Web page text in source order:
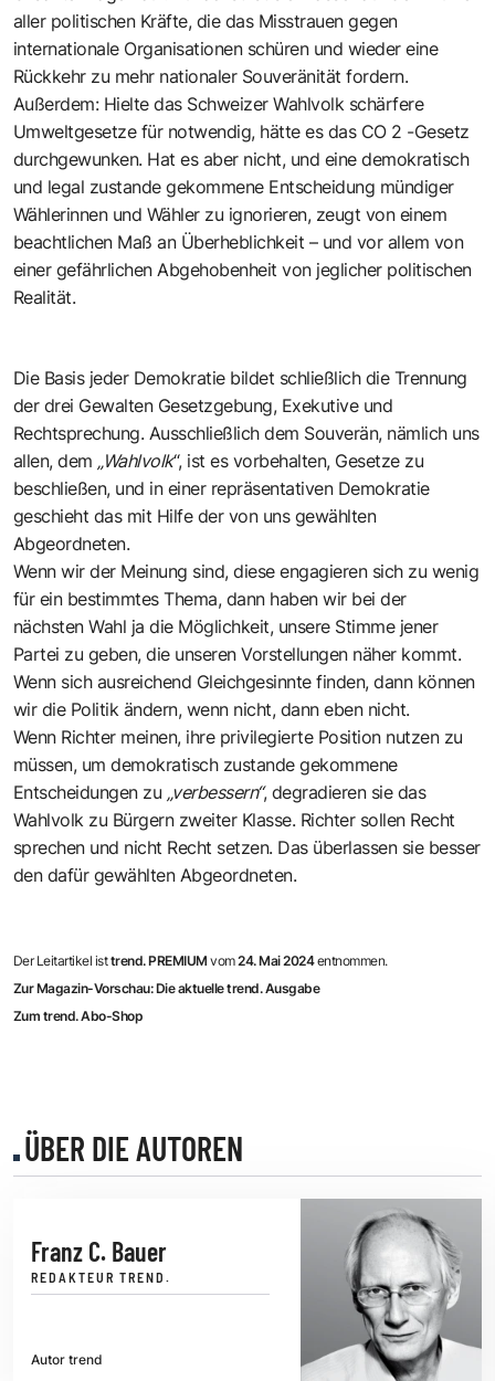
aller politischen Kräfte, die das Misstrauen gegen
internationale Organisationen schüren und wieder eine
Rückkehr zu mehr nationaler Souveränität fordern.
Außerdem: Hielte das Schweizer Wahlvolk schärfere
Umweltgesetze für notwendig, hätte es das CO 2 -Gesetz
durchgewunken. Hat es aber nicht, und eine demokratisch
und legal zustande gekommene Entscheidung mündiger
Wählerinnen und Wähler zu ignorieren, zeugt von einem
beachtlichen Maß an Überheblichkeit – und vor allem von
einer gefährlichen Abgehobenheit von jeglicher politischen
Realität.
Die Basis jeder Demokratie bildet schließlich die Trennung
der drei Gewalten Gesetzgebung, Exekutive und
Rechtsprechung. Ausschließlich dem Souverän, nämlich uns
allen, dem „Wahlvolk“, ist es vorbehalten, Gesetze zu
beschließen, und in einer repräsentativen Demokratie
geschieht das mit Hilfe der von uns gewählten
Abgeordneten.
Wenn wir der Meinung sind, diese engagieren sich zu wenig
für ein bestimmtes Thema, dann haben wir bei der
nächsten Wahl ja die Möglichkeit, unsere Stimme jener
Partei zu geben, die unseren Vorstellungen näher kommt.
Wenn sich ausreichend Gleichgesinnte finden, dann können
wir die Politik ändern, wenn nicht, dann eben nicht.
Wenn Richter meinen, ihre privilegierte Position nutzen zu
müssen, um demokratisch zustande gekommene
Entscheidungen zu „verbessern“, degradieren sie das
Wahlvolk zu Bürgern zweiter Klasse. Richter sollen Recht
sprechen und nicht Recht setzen. Das überlassen sie besser
den dafür gewählten Abgeordneten.
Der Leitartikel isttrend. PREMIUMvom24. Mai 2024entnommen.
Zur Magazin-Vorschau: Die aktuelle trend. Ausgabe
Zum trend. Abo-Shop
ÜBER DIE AUTOREN
Franz C. Bauer
REDAKTEUR TREND.
Autor trend